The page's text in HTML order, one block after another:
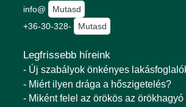
info@
Mutasd
+36-30-328-
Mutasd
Legfrissebb híreink
- Új szabályok önkényes
- Miért ilyen drága a hőszigetelés?
- Miként felel az örökös az